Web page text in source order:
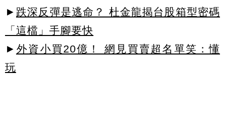
► 跌深反彈是逃命？ 杜金龍揭台股箱型密碼
「這檔」手腳要快
► 外資小買20億！ 網見買賣超名單笑：懂
玩